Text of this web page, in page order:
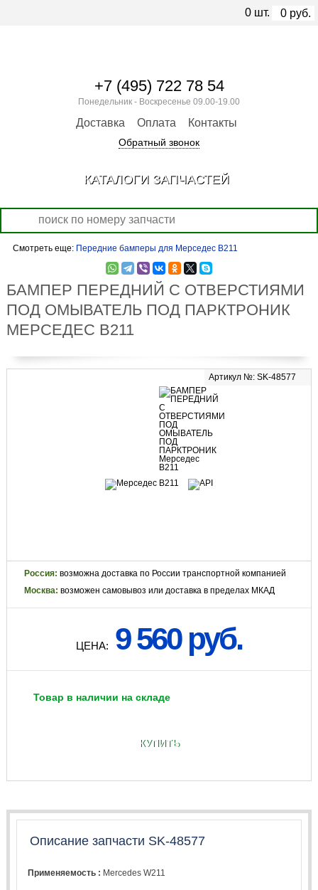
Смотреть еще: Передние бамперы для Мерседес В211
БАМПЕР ПЕРЕДНИЙ С ОТВЕРСТИЯМИ
ПОД ОМЫВАТЕЛЬ ПОД ПАРКТРОНИК
МЕРСЕДЕС В211
Артикул №: SK-48577
Россия: возможна доставка по России транспортной компанией
Москва: возможен самовывоз или доставка в пределах МКАД
ЦЕНА: 9 560 руб.
Товар в наличии на складе
КУПИТЬ
Описание запчасти SK-48577
Применяемость : Mercedes W211
+7 (495) 722 78 54
Понедельник - Воскресенье 09.00-19.00
Доставка Оплата Контакты
Обратный звонок
0 шт. 0 руб.
КАТАЛОГИ ЗАПЧАСТЕЙ